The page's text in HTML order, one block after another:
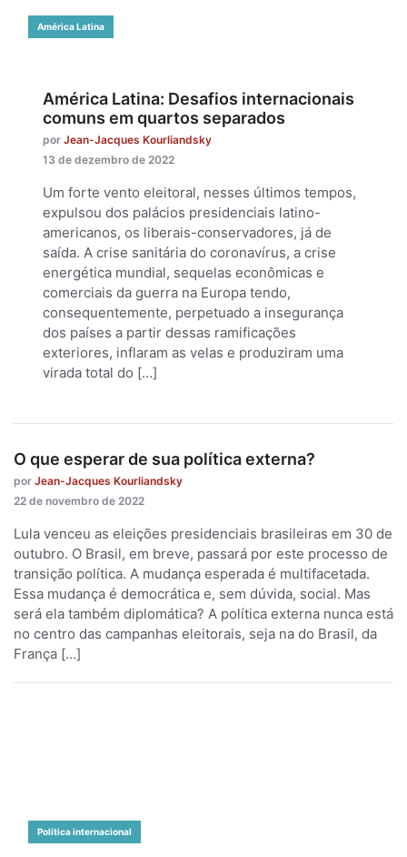
América Latina
América Latina: Desafios internacionais
comuns em quartos separados
por Jean-Jacques Kourliandsky
13 de dezembro de 2022
Um forte vento eleitoral, nesses últimos tempos,
expulsou dos palácios presidenciais latino-
americanos, os liberais-conservadores, já de
saída. A crise sanitária do coronavírus, a crise
energética mundial, sequelas econômicas e
comerciais da guerra na Europa tendo,
consequentemente, perpetuado a insegurança
dos países a partir dessas ramificações
exteriores, inflaram as velas e produziram uma
virada total do […]
O que esperar de sua política externa?
por Jean-Jacques Kourliandsky
22 de novembro de 2022
Lula venceu as eleições presidenciais brasileiras em 30 de
outubro. O Brasil, em breve, passará por este processo de
transição política. A mudança esperada é multifacetada.
Essa mudança é democrática e, sem dúvida, social. Mas
será ela também diplomática? A política externa nunca está
no centro das campanhas eleitorais, seja na do Brasil, da
França […]
Política internacional